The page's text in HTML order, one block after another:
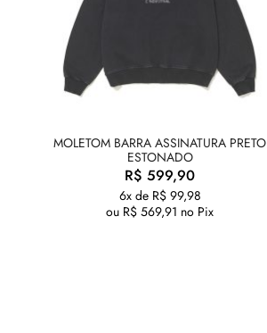
MOLETOM BARRA ASSINATURA PRETO
ESTONADO
R$ 599,90
6x de R$99,98
ou R$ 569,91 no Pix